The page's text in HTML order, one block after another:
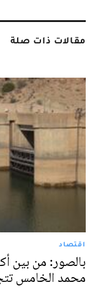
مقالات ذات صلة
اقتصاد
بالصور: من بين
محمد الخامس